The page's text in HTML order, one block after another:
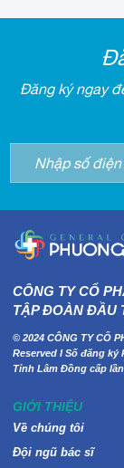
Đăng ký ngay
CÔNG TY CỔ
TẬP ĐOÀN ĐẦU
© 2024 CÔNG TY CỔ
Reserved I Số đăng ký
Tỉnh Lâm Đồng cấp
GIỚI THIỆU
Về chúng tôi
Đội ngũ bác sĩ